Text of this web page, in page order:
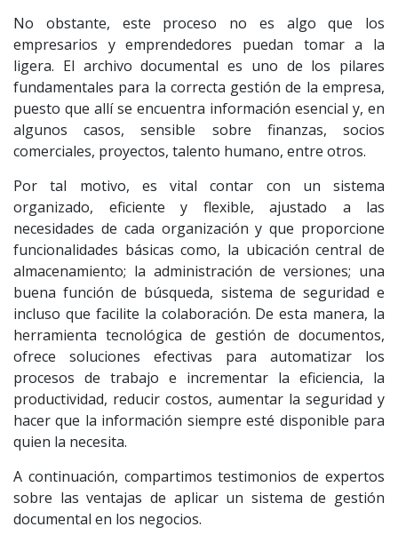
No obstante, este proceso no es algo que los
empresarios y emprendedores puedan tomar a la
ligera. El archivo documental es uno de los pilares
fundamentales para la correcta gestión de la empresa,
puesto que allí se encuentra información esencial y, en
algunos casos, sensible sobre finanzas, socios
comerciales, proyectos, talento humano, entre otros.
Por tal motivo, es vital contar con un sistema
organizado, eficiente y flexible, ajustado a las
necesidades de cada organización y que proporcione
funcionalidades básicas como, la ubicación central de
almacenamiento; la administración de versiones; una
buena función de búsqueda, sistema de seguridad e
incluso que facilite la colaboración. De esta manera, la
herramienta tecnológica de gestión de documentos,
ofrece soluciones efectivas para automatizar los
procesos de trabajo e incrementar la eficiencia, la
productividad, reducir costos, aumentar la seguridad y
hacer que la información siempre esté disponible para
quien la necesita.
A continuación, compartimos testimonios de expertos
sobre las ventajas de aplicar un sistema de gestión
documental en los negocios.